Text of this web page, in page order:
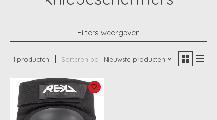
Filters weergeven
1 producten Sorteren op Nieuwste producten